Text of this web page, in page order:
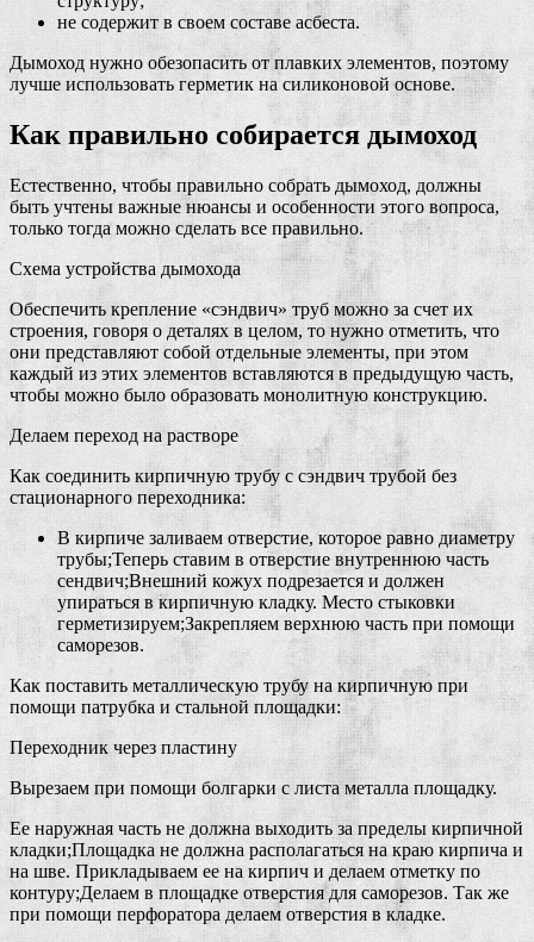
не содержит в своем составе асбеста.
Дымоход нужно обезопасить от плавких элементов, поэтому
лучше использовать герметик на силиконовой основе.
Как правильно собирается дымоход
Естественно, чтобы правильно собрать дымоход, должны
быть учтены важные нюансы и особенности этого вопроса,
только тогда можно сделать все правильно.
Схема устройства дымохода
Обеспечить крепление «сэндвич» труб можно за счет их
строения, говоря о деталях в целом, то нужно отметить, что
они представляют собой отдельные элементы, при этом
каждый из этих элементов вставляются в предыдущую часть,
чтобы можно было образовать монолитную конструкцию.
Делаем переход на растворе
Как соединить кирпичную трубу с сэндвич трубой без
стационарного переходника:
В кирпиче заливаем отверстие, которое равно диаметру
трубы;Теперь ставим в отверстие внутреннюю часть
сендвич;Внешний кожух подрезается и должен
упираться в кирпичную кладку. Место стыковки
герметизируем;Закрепляем верхнюю часть при помощи
саморезов.
Как поставить металлическую трубу на кирпичную при
помощи патрубка и стальной площадки:
Переходник через пластину
Вырезаем при помощи болгарки с листа металла площадку.
Ее наружная часть не должна выходить за пределы кирпичной
кладки;Площадка не должна располагаться на краю кирпича и
на шве. Прикладываем ее на кирпич и делаем отметку по
контуру;Делаем в площадке отверстия для саморезов. Так же
при помощи перфоратора делаем отверстия в кладке.